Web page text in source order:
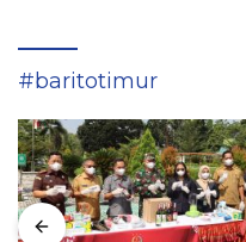
#baritotimur